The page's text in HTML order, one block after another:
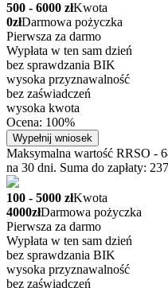
500 - 6000 złKwota
0złDarmowa pożyczka
Pierwsza za darmo
Wypłata w ten sam dzień
bez sprawdzania BIK
wysoka przyznawalność
bez zaświadczeń
wysoka kwota
Ocena: 100%
Wypełnij wniosek
Maksymalna wartość RRSO -
na 30 dni. Suma do zapłaty:
100 - 5000 złKwota
4000złDarmowa pożyczka
Pierwsza za darmo
Wypłata w ten sam dzień
bez sprawdzania BIK
wysoka przyznawalność
bez zaświadczeń